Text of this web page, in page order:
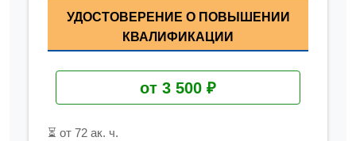
УДОСТОВЕРЕНИЕ О ПОВЫШЕНИИ
КВАЛИФИКАЦИИ
от 3 500 ₽
⏳ от 72 ак. ч.